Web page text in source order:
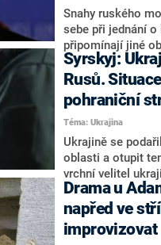
Snahy ruského
sebe při jednání
připomínají jiné
světovou válkou
Adolf Hitler po
Sudetech. Oba
dostanou, co
Donbas
co se na něm
Syrskyj:
Rusů.
pohraniční
Téma: Ukrajina
Ukrajině se
oblasti a otupit
vrchní velitel
Informaci
války. Pohraniční
situací.
Drama u
napřed ve
improvizovat